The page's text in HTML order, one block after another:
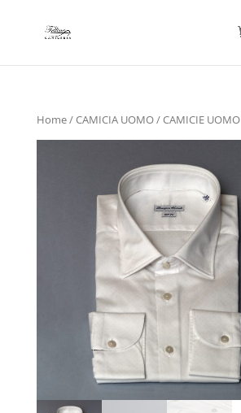
Home/CAMICIA UOMO/ CAMICIE UOMO